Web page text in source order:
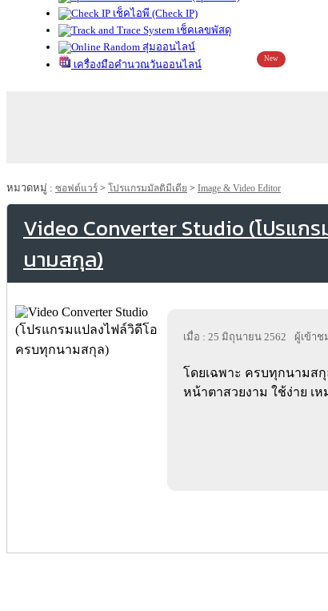
เช็คไอพี (Check IP)
เช็คเลขพัสดุ
สุ่มออนไลน์
เครื่องมือคำนวณวันออนไลน์
New
หมวดหมู่ : ซอฟต์แวร์ > โปรแกรมมัลติมีเดีย > Image & Video Editor
Video Converter Studio (โปรแก
นามสกุล)
เมื่อ : 25 มิถุนายน 2562 ผู้เข้าช
โดยเฉพาะ ครบทุกนามสกุ
หน้าตาสวยงาม ใช้ง่าย เ